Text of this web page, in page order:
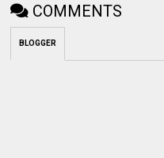
COMMENTS
BLOGGER